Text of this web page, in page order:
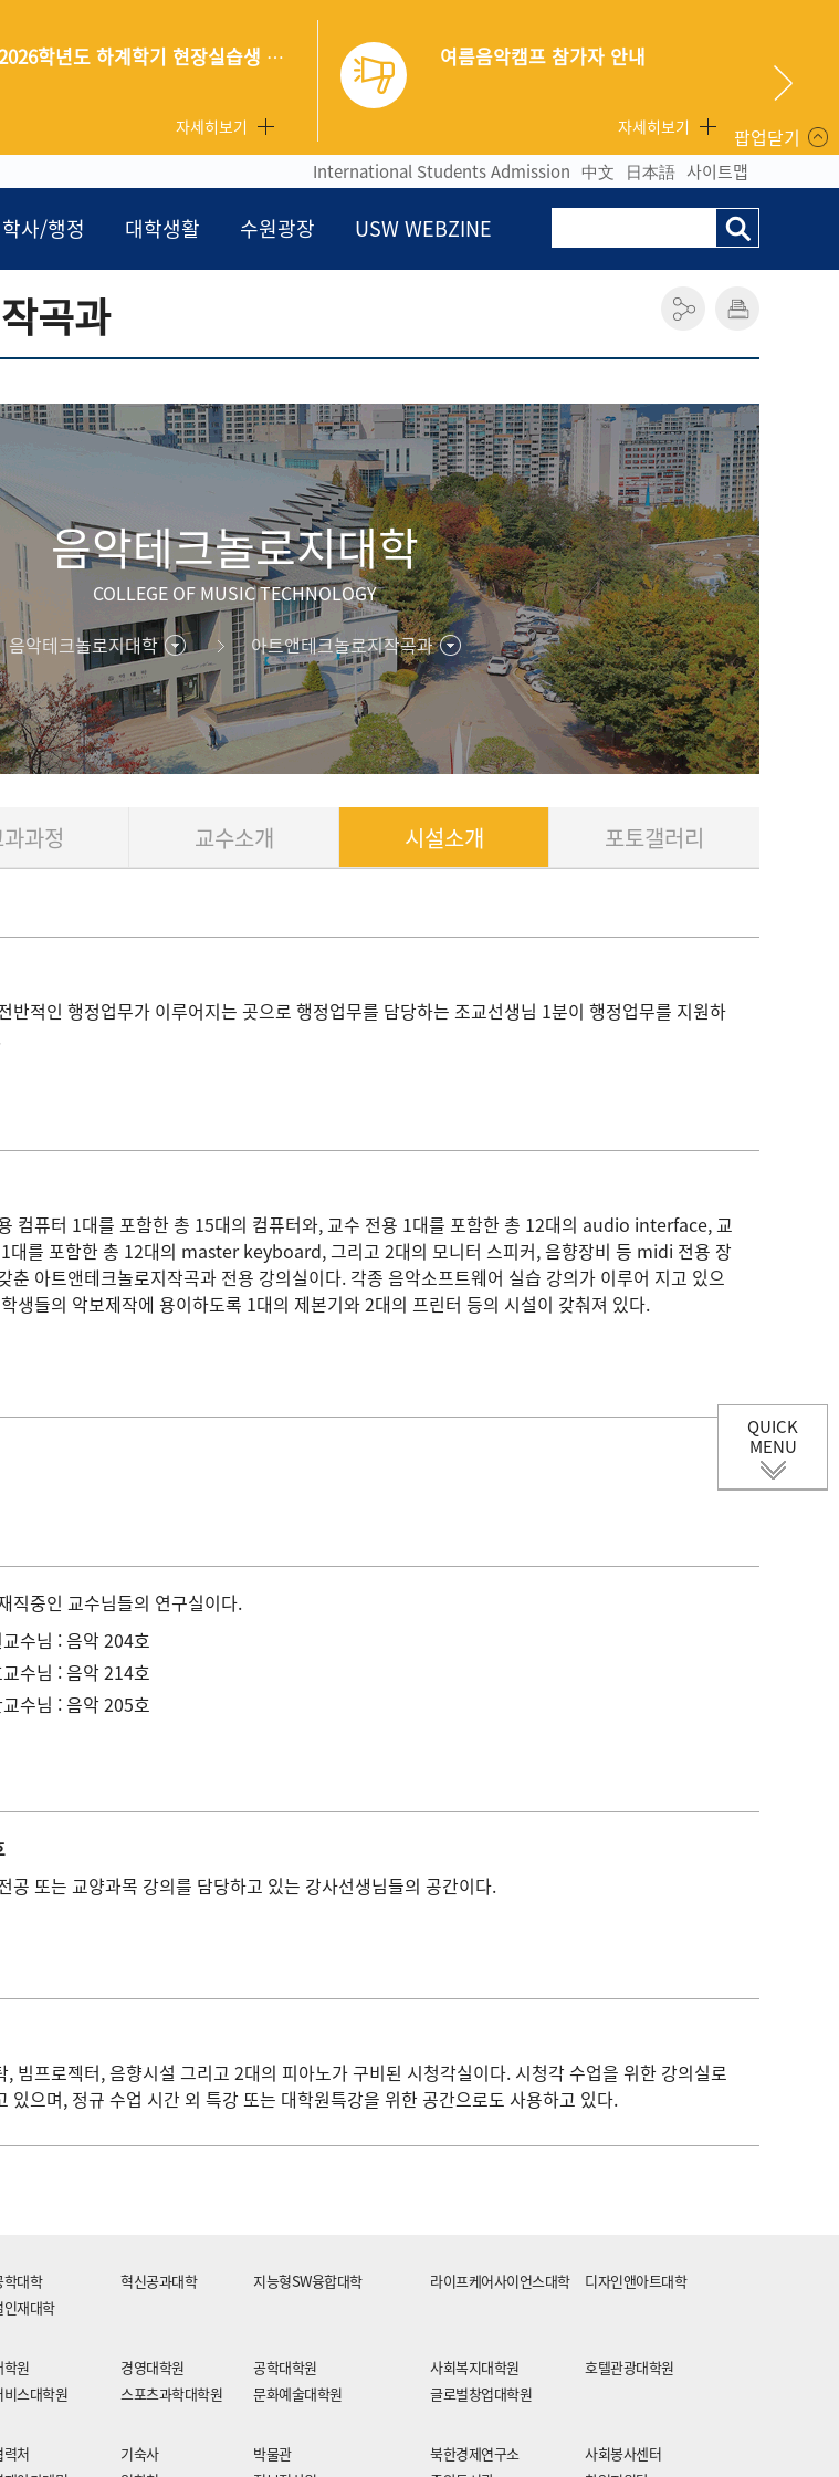
2026학년도 하계학기 현장실습생 후서류 제출 안내 여름음악캠프 참가자 안내
팝업닫기
International Students Admission 中文 日本語 사이트맵
학사/행정 대학생활 수원광장 USW WEBZINE
QUICK
MENU
곡과
음악테크놀로지대학
COLLEGE OF MUSIC TECHNOLOGY
음악테크놀로지대학
아트앤테크놀로지작곡과
과정 교수소개 시설소개 포토갤러리
반적인 행정업무가 이루어지는 곳으로 행정업무를 담당하는 조교선생님 1분이 행정업무를 지원하
컴퓨터 1대를 포함한 총 15대의 컴퓨터와, 교수 전용 1대를 포함한 총 12대의 audio interface, 교
대를 포함한 총 12대의 master keyboard, 그리고 2대의 모니터 스피커, 음향장비 등 midi 전용 장
춘 아트앤테크놀로지작곡과 전용 강의실이다. 각종 음악소프트웨어 실습 강의가 이루어 지고 있으
생들의 악보제작에 용이하도록 1대의 제본기와 2대의 프린터 등의 시설이 갖춰져 있다.
직중인 교수님들의 연구실이다.
수님 : 음악 204호
수님 : 음악 214호
수님 : 음악 205호
공 또는 교양과목 강의를 담당하고 있는 강사선생님들의 공간이다.
, 빔프로젝터, 음향시설 그리고 2대의 피아노가 구비된 시청각실이다. 시청각 수업을 위한 강의실로
있으며, 정규 수업 시간 외 특강 또는 대학원특강을 위한 공간으로도 사용하고 있다.
학대학 혁신공과대학 지능형SW융합대학 라이프케어사이언스대학
디자인앤아트대학
재대학
원 경영대학원 공학대학원 사회복지대학원
호텔관광대학원
스대학원 스포츠과학대학원 문화예술대학원 글로벌창업대학원
처 기숙사 박물관 북한경제연구소
사회봉사센터